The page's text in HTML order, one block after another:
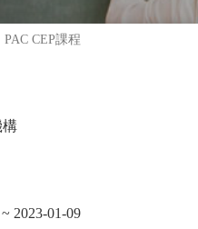
PAC CEP課程
構
2023-01-09